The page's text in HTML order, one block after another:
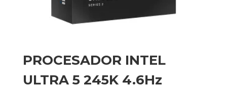
PROCESADOR INTEL
ULTRA 5 245K 4.6Hz